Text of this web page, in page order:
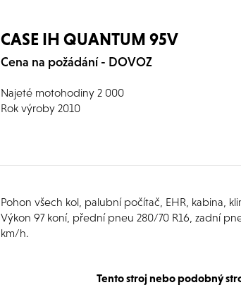
CASE IH QUANTUM 95V
Cena na požádání - DOVOZ
Najeté motohodiny 2 000
Rok výroby 2010
Pohon všech kol, palubní počítač, EHR, kabina,
Výkon 97 koní, přední pneu 280/70 R16, zadní
km/h.
Tento stroj nebo podobný